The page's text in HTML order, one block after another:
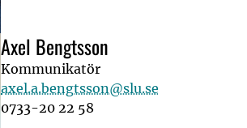
Axel Bengtsson
Kommunikatör
axel.a.bengtsson@slu.se
0733-20 22 58